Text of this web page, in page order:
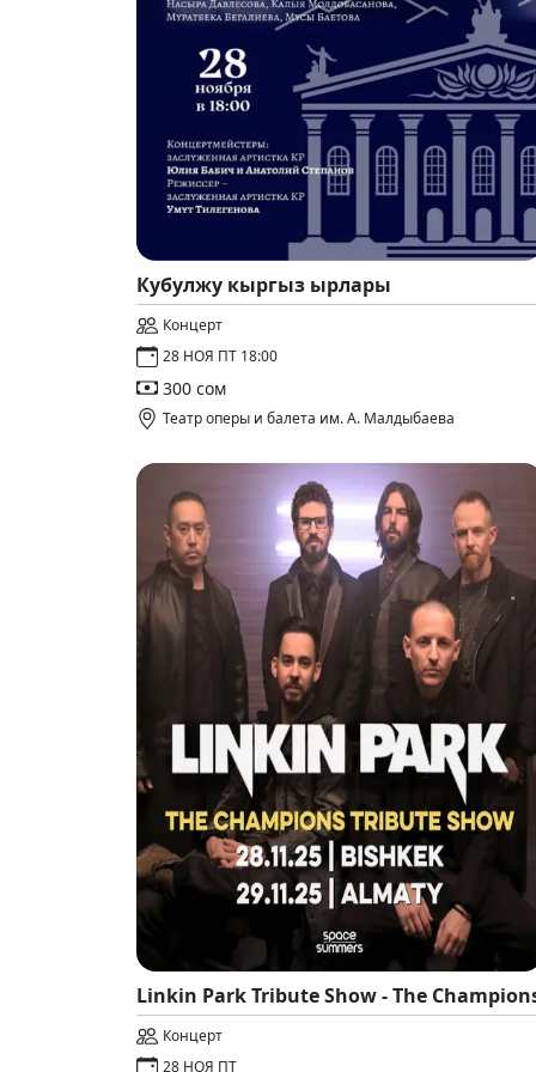
Кубулжу кыргыз ырлары
Концерт
28 НОЯ ПТ 18:00
300 сом
Театр оперы и балета им. А. Малдыбаева
Linkin Park Tribute Show - The
Концерт
28 НОЯ ПТ